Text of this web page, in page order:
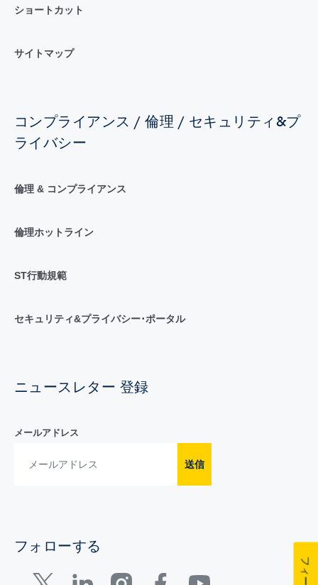
ショートカット
サイトマップ
コンプライアンス / 倫理 / セキュリティ&プ
ライバシー
倫理 & コンプライアンス
倫理ホットライン
ST行動規範
セキュリティ&プライバシー･ポータル
ニュースレター 登録
メールアドレス
送信
フォローする